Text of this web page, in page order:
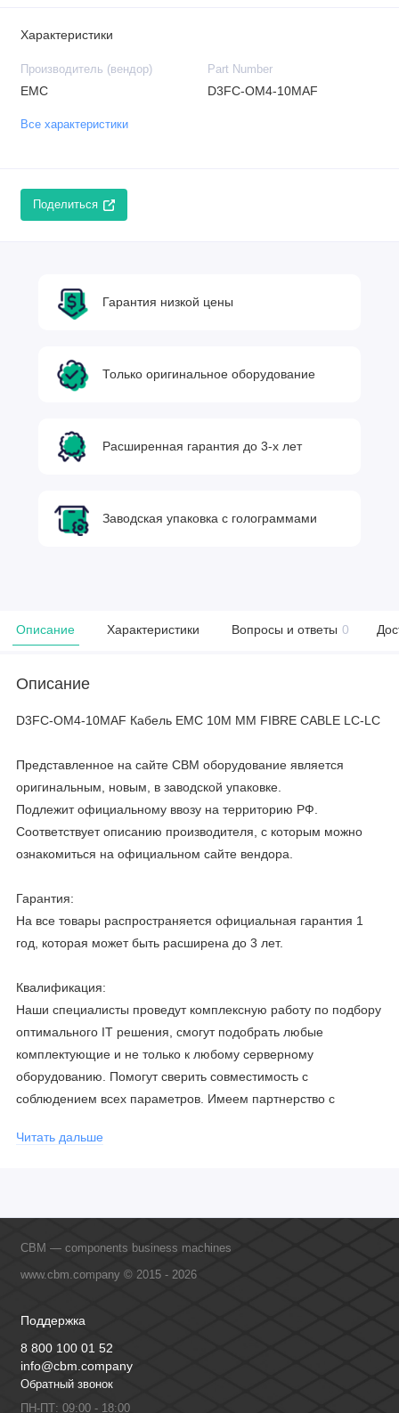
Характеристики
Производитель (вендор)
EMC
Part Number
D3FC-OM4-10MAF
Все характеристики
Поделиться
Гарантия низкой цены
Только оригинальное оборудование
Расширенная гарантия до 3-х лет
Заводская упаковка с голограммами
Описание Характеристики Вопросы и ответы 0
Описание
D3FC-OM4-10MAF Кабель EMC 10M MM FIBRE CABLE LC-LC
Представленное на сайте CBM оборудование является
оригинальным, новым, в заводской упаковке.
Подлежит официальному ввозу на территорию РФ.
Соответствует описанию производителя, с которым можно
ознакомиться на официальном сайте вендора.
Гарантия:
На все товары распространяется официальная гарантия 1
год, которая может быть расширена до 3 лет.
Квалификация:
Наши специалисты проведут комплексную работу по подбору
оптимального IT решения, смогут подобрать любые
комплектующие и не только к любому серверному
оборудованию. Помогут сверить совместимость с
соблюдением всех параметров. Имеем партнерство с
обучение сотрудников, что позволяет исключить ошибки даже
Читать дальше
CBM — components business machines
www.cbm.company © 2015 - 2026
Поддержка
8 800 100 01 52
info@cbm.company
Обратный звонок
ПН-ПТ: 09:00 - 18:00